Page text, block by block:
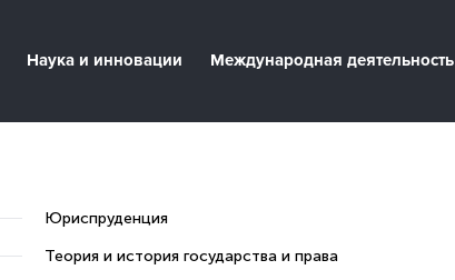
Наука и инновации Международная деятельность
Юриспруденция
Теория и история государства и права